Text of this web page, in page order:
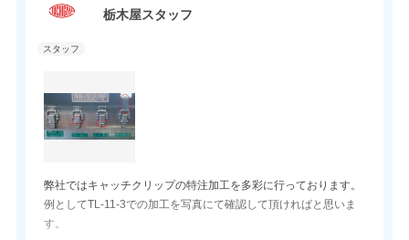
栃木屋スタッフ
弊社ではキャッチクリップの特注加工を多彩に行っております。
例としてTL-11-3での加工を写真にて確認して頂ければと思いま
す。